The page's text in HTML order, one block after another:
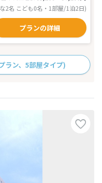
2名 こども0名・1部屋/1泊2日)
プランの詳細
ラン、5部屋タイプ)